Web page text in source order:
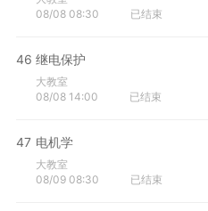
08/08 08:30
已结束
46 继电保护
大教室
08/08 14:00
已结束
47 电机学
大教室
08/09 08:30
已结束